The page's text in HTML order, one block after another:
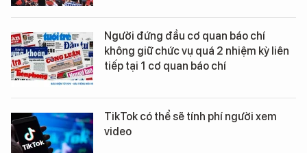
Người đứng đầu cơ quan báo chí
không giữ chức vụ quá 2 nhiệm kỳ liên
tiếp tại 1 cơ quan báo chí
TikTok có thể sẽ tính phí người xem
video